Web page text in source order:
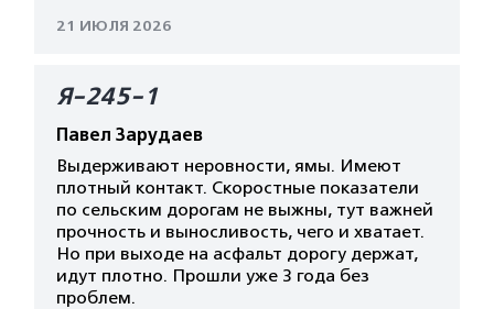
21 ИЮЛЯ 2026
Я-245-1
Павел Зарудаев
Выдерживают неровности, ямы. Имеют
плотный контакт. Скоростные показатели
по сельским дорогам не выжны, тут важней
прочность и выносливость, чего и хватает.
Но при выходе на асфальт дорогу держат,
идут плотно. Прошли уже 3 года без
проблем.